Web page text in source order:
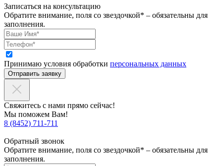
Записаться на консультацию
Обратите внимание, поля со звездочкой* – обязательны для
заполнения.
Принимаю условия обработки персональных данных
Отправить заявку
Свяжитесь с нами прямо сейчас!
Мы поможем Вам!
8 (8452) 711-711
Обратный звонок
Обратите внимание, поля со звездочкой* – обязательны для
заполнения.